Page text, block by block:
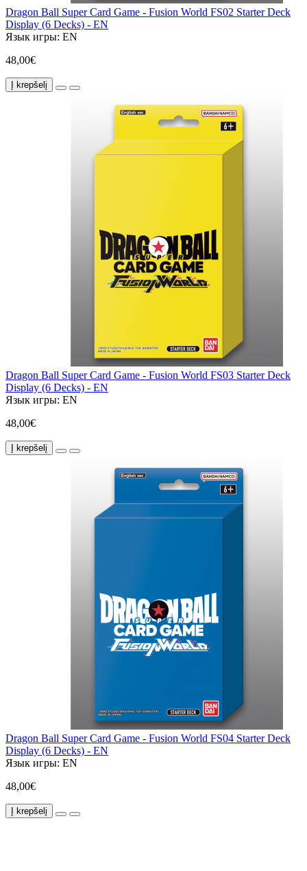
Dragon Ball Super Card Game - Fusion World FS02 Starter Deck
Display (6 Decks) - EN
Язык игры: EN
48,00€
Į krepšelį
Dragon Ball Super Card Game - Fusion World FS03 Starter Deck
Display (6 Decks) - EN
Язык игры: EN
48,00€
Į krepšelį
Dragon Ball Super Card Game - Fusion World FS04 Starter Deck
Display (6 Decks) - EN
Язык игры: EN
48,00€
Į krepšelį